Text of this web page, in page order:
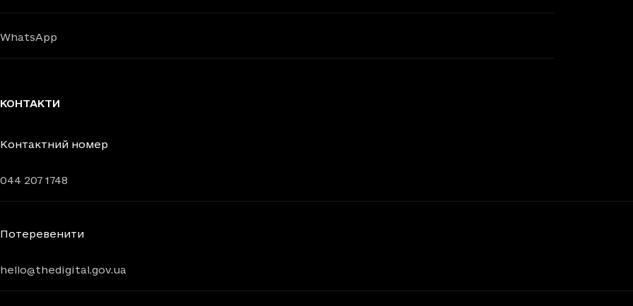
WhatsApp
КОНТАКТИ
Контактний номер
044 207 1748
Потеревенити
hello@thedigital.gov.ua